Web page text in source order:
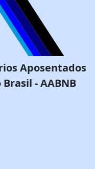
Aposentados
- AABNB